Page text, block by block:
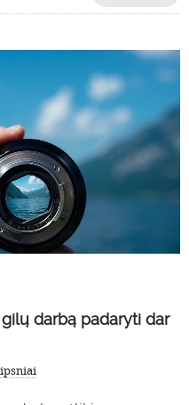
darbą padaryti dar